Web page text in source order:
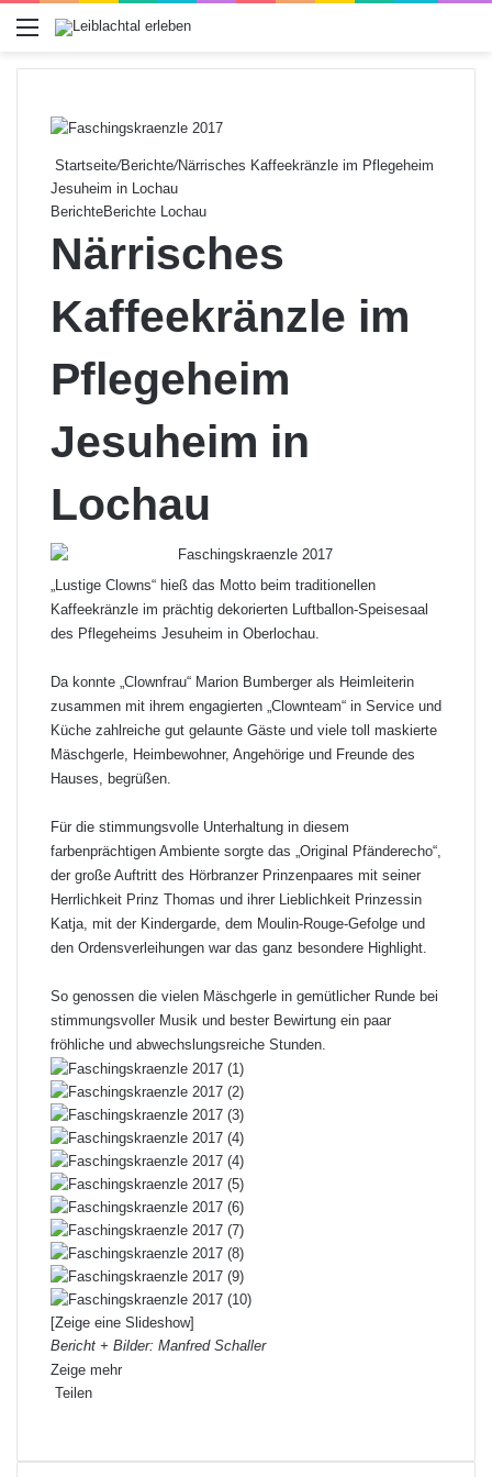
Menü
Startseite/Berichte/Närrisches Kaffeekränzle im Pflegeheim
Jesuheim in Lochau
BerichteBerichte Lochau
Närrisches
Kaffeekränzle im
Pflegeheim
Jesuheim in
Lochau
„Lustige Clowns“ hieß das Motto beim traditionellen
Kaffeekränzle im prächtig dekorierten Luftballon-Speisesaal
des Pflegeheims Jesuheim in Oberlochau.
Da konnte „Clownfrau“ Marion Bumberger als Heimleiterin
zusammen mit ihrem engagierten „Clownteam“ in Service und
Küche zahlreiche gut gelaunte Gäste und viele toll maskierte
Mäschgerle, Heimbewohner, Angehörige und Freunde des
Hauses, begrüßen.
Für die stimmungsvolle Unterhaltung in diesem
farbenprächtigen Ambiente sorgte das „Original Pfänderecho“,
der große Auftritt des Hörbranzer Prinzenpaares mit seiner
Herrlichkeit Prinz Thomas und ihrer Lieblichkeit Prinzessin
Katja, mit der Kindergarde, dem Moulin-Rouge-Gefolge und
den Ordensverleihungen war das ganz besondere Highlight.
So genossen die vielen Mäschgerle in gemütlicher Runde bei
stimmungsvoller Musik und bester Bewirtung ein paar
fröhliche und abwechslungsreiche Stunden.
[Zeige eine Slideshow]
Bericht + Bilder: Manfred Schaller
Zeige mehr
Teilen
cnnaiu